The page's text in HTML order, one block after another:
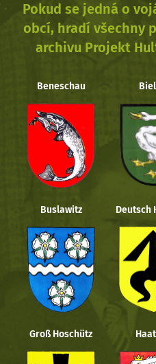
Pokud se jedná o
obcí, hradí všechny
archivu Projekt
Beneschau
Buslawitz Deutsch
Groß Hoschütz